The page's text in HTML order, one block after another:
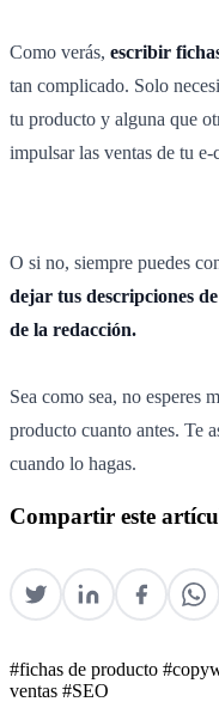
Como verás, escribir
tan complicado. Solo
tu producto y alguna que
impulsar las ventas de tu e-
O si no, siempre puedes
dejar tus descripciones
de la redacción.
Sea como sea, no esperes
producto cuanto antes. Te
cuando lo hagas.
Compartir este
#fichas de producto
ventas #SEO